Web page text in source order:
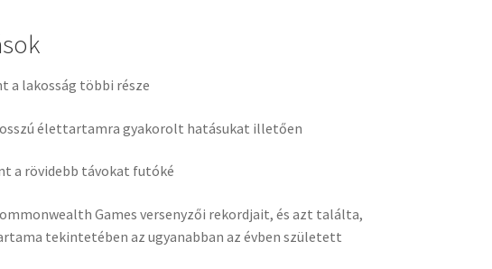
a lakosság többi része
élettartamra gyakorolt hatásukat illetően
a rövidebb távokat futóké
Games versenyzői rekordjait, és azt találta,
tekintetében az ugyanabban az évben született